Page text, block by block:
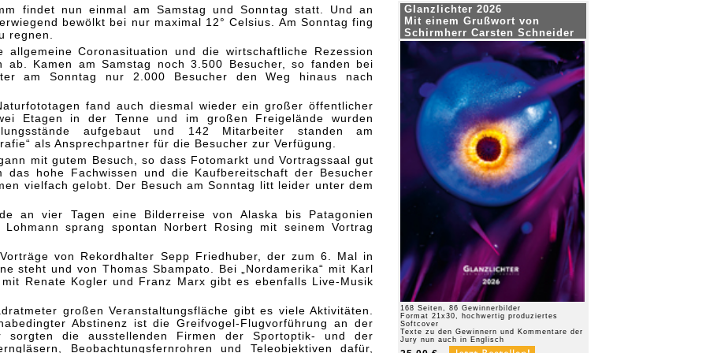
findet nun einmal am Samstag und Sonntag statt. Und an
bewölkt bei nur maximal 12° Celsius. Am Sonntag fing
regnen.
allgemeine Coronasituation und die wirtschaftliche Rezession
ab. Kamen am Samstag noch 3.500 Besucher, so fanden bei
am Sonntag nur 2.000 Besucher den Weg hinaus nach
fand auch diesmal wieder ein großer öffentlicher
Etagen in der Tenne und im großen Freigelände wurden
aufgebaut und 142 Mitarbeiter standen am
als Ansprechpartner für die Besucher zur Verfügung.
mit gutem Besuch, so dass Fotomarkt und Vortragssaal gut
das hohe Fachwissen und die Kaufbereitschaft der Besucher
vielfach gelobt. Der Besuch am Sonntag litt leider unter dem
an vier Tagen eine Bilderreise von Alaska bis Patagonien
sprang spontan Norbert Rosing mit seinem Vortrag
von Rekordhalter Sepp Friedhuber, der zum 6. Mal in
steht und von Thomas Sbampato. Bei „Nordamerika“ mit Karl
mit Renate Kogler und Franz Marx gibt es ebenfalls Live-Musik
großen Veranstaltungsfläche gibt es viele Aktivitäten.
Abstinenz ist die Greifvogel-Flugvorführung an der
sorgten die ausstellenden Firmen der Sportoptik- und der
Beobachtungsfernrohren und Teleobjektiven dafür,
Glanzlichter 2026
Mit einem Grußwort von
Schirmherr Carsten Schneider
168 Seiten, 86 Gewinnerbilder
Format 21x30, hochwertig produziertes
Softcover
Texte zu den Gewinnern und Kommentare der
Jury nun auch in Englisch